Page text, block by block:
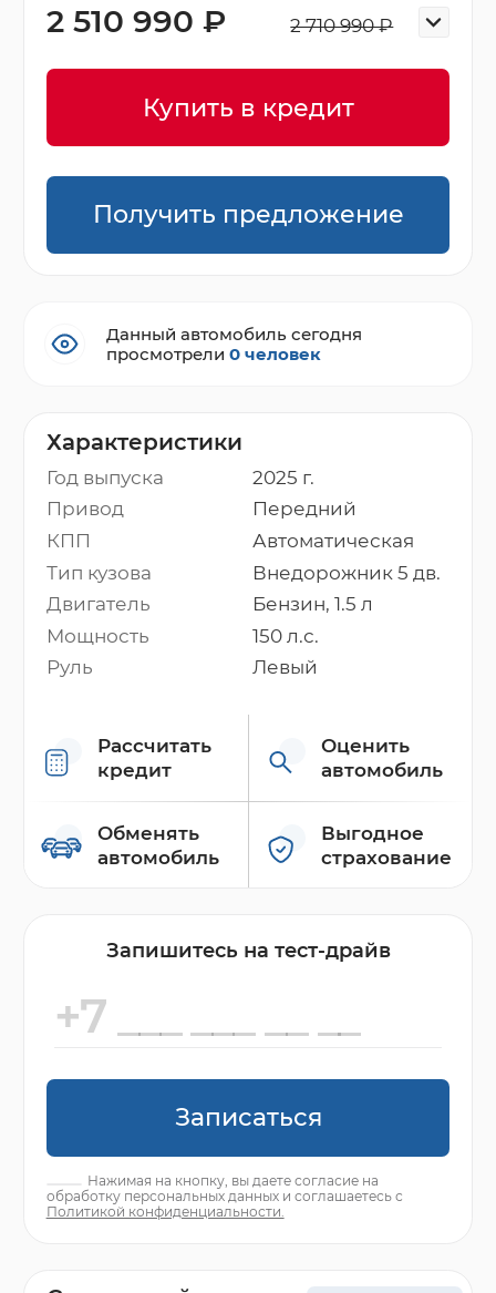
Характеристики
Год выпуска
2025 г.
Привод
Передний
КПП
Автоматическая
Тип кузова
Внедорожник 5 дв.
Двигатель
Бензин, 1.5 л
Мощность
150 л.с.
Руль
Левый
Рассчитать
кредит
Оценить
автомобиль
Обменять
автомобиль
Выгодное
страхование
2 710 990 ₽
2 510 990 ₽
Купить в кредит
Получить предложение
Данный автомобиль сегодня
просмотрели0 человек
Запишитесь на тест-драйв
Записаться
Нажимая на кнопку, вы даете согласие на
обработку персональных данных и соглашаетесь с
Политикой конфиденциальности.